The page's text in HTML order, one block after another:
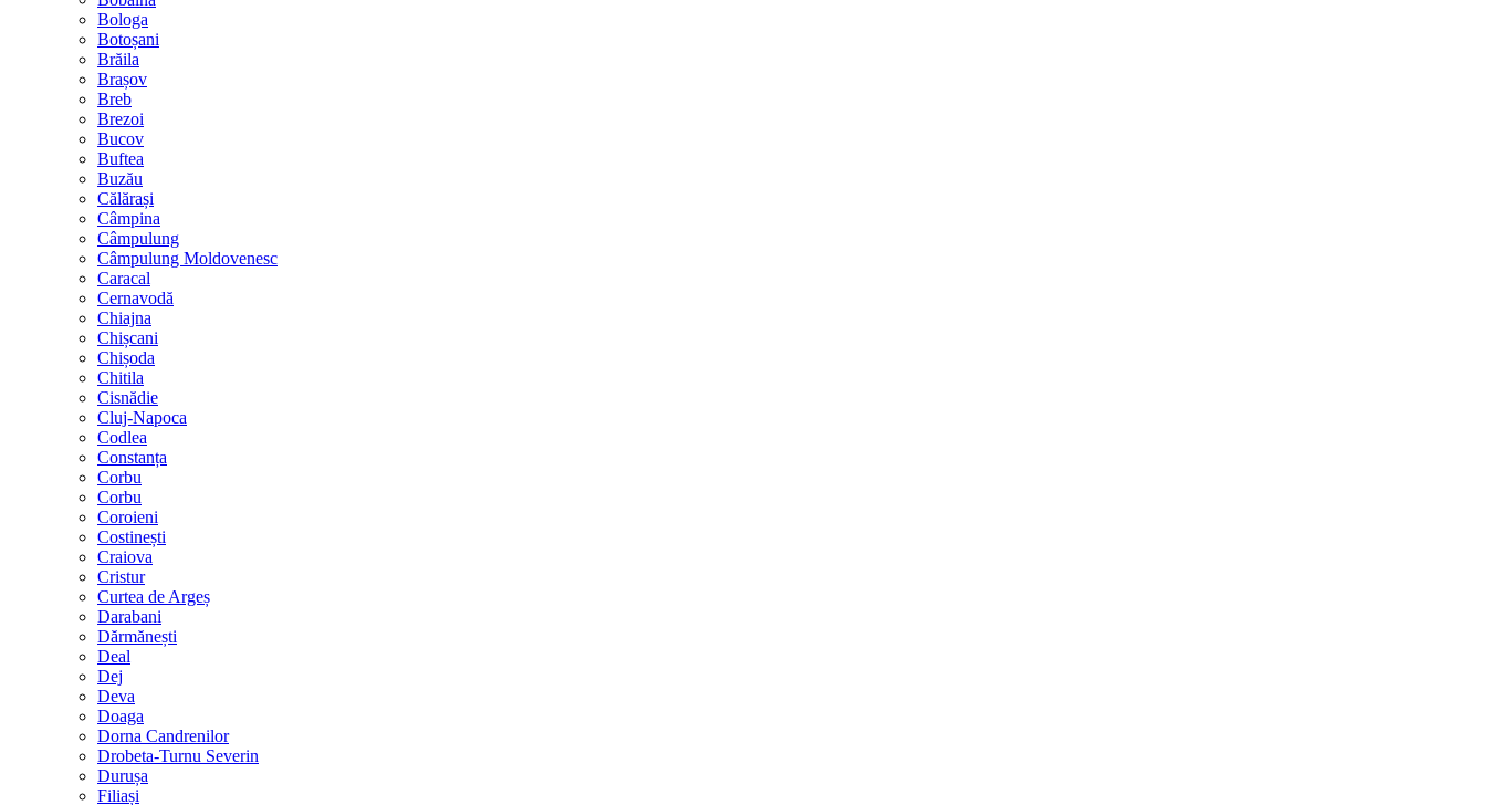
Bologa
Botoșani
Brăila
Brașov
Breb
Brezoi
Bucov
Buftea
Buzău
Călărași
Câmpina
Câmpulung
Câmpulung Moldovenesc
Caracal
Cernavodă
Chiajna
Chișcani
Chișoda
Chitila
Cisnădie
Cluj-Napoca
Codlea
Constanța
Corbu
Corbu
Coroieni
Costinești
Craiova
Cristur
Curtea de Argeș
Darabani
Dărmănești
Deal
Dej
Deva
Doaga
Dorna Candrenilor
Drobeta-Turnu Severin
Durușa
Filiași